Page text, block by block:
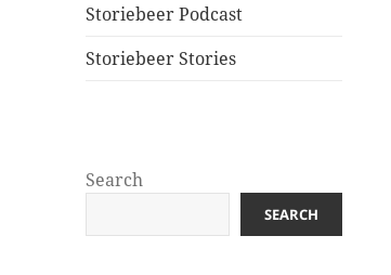
Storiebeer Podcast
Storiebeer Stories
Search
SEARCH